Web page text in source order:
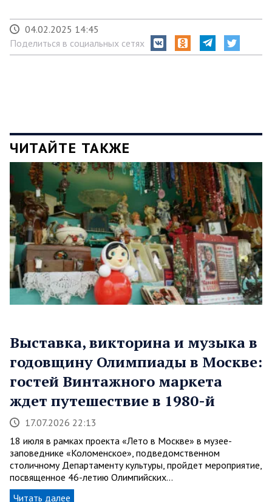
04.02.2025 14:45
Поделиться в социальных сетях
ЧИТАЙТЕ ТАКЖЕ
Выставка, викторина и музыка в
годовщину Олимпиады в Москве:
гостей Винтажного маркета
ждет путешествие в 1980-й
17.07.2026 22:13
18 июля в рамках проекта «Лето в Москве» в музее-
заповеднике «Коломенское», подведомственном
столичному Департаменту культуры, пройдет мероприятие,
посвященное 46-летию Олимпийских…
Читать далее